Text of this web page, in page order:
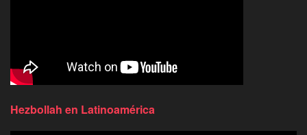
Hezbollah en Latinoamérica